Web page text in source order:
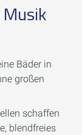
Bäder in
großen
schaffen
blendfreies